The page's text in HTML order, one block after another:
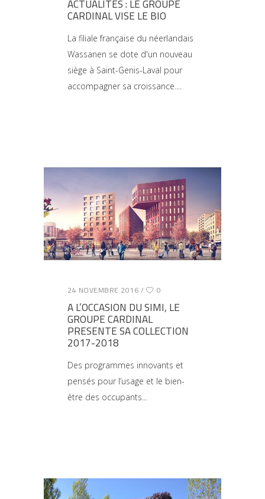
ACTUALITES : LE GROUPE
CARDINAL VISE LE BIO
La filiale française du néerlandais
Wassanen se dote d'un nouveau
siège à Saint-Genis-Laval pour
accompagner sa croissance.
24 NOVEMBRE 2016 0
A L’OCCASION DU SIMI, LE
GROUPE CARDINAL
PRESENTE SA COLLECTION
2017-2018
Des programmes innovants et
pensés pour l’usage et le bien-
être des occupants